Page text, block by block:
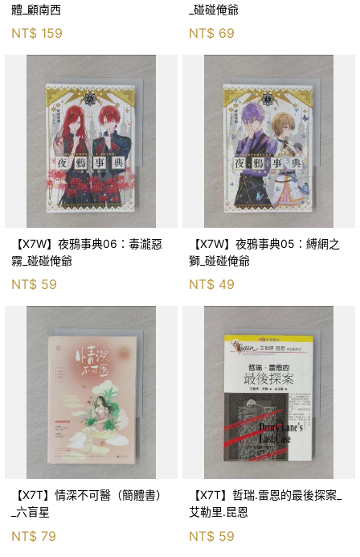
體_顧南西
NT$ 159
_碰碰俺爺
NT$ 69
【X7W】夜鴉事典06：毒瀧惡
霧_碰碰俺爺
NT$ 59
【X7W】夜鴉事典05：縛網之
獅_碰碰俺爺
NT$ 49
【X7T】情深不可醫（簡體書）
_六盲星
NT$ 79
【X7T】哲瑞.雷恩的最後探案_
艾勒里.昆恩
NT$ 59